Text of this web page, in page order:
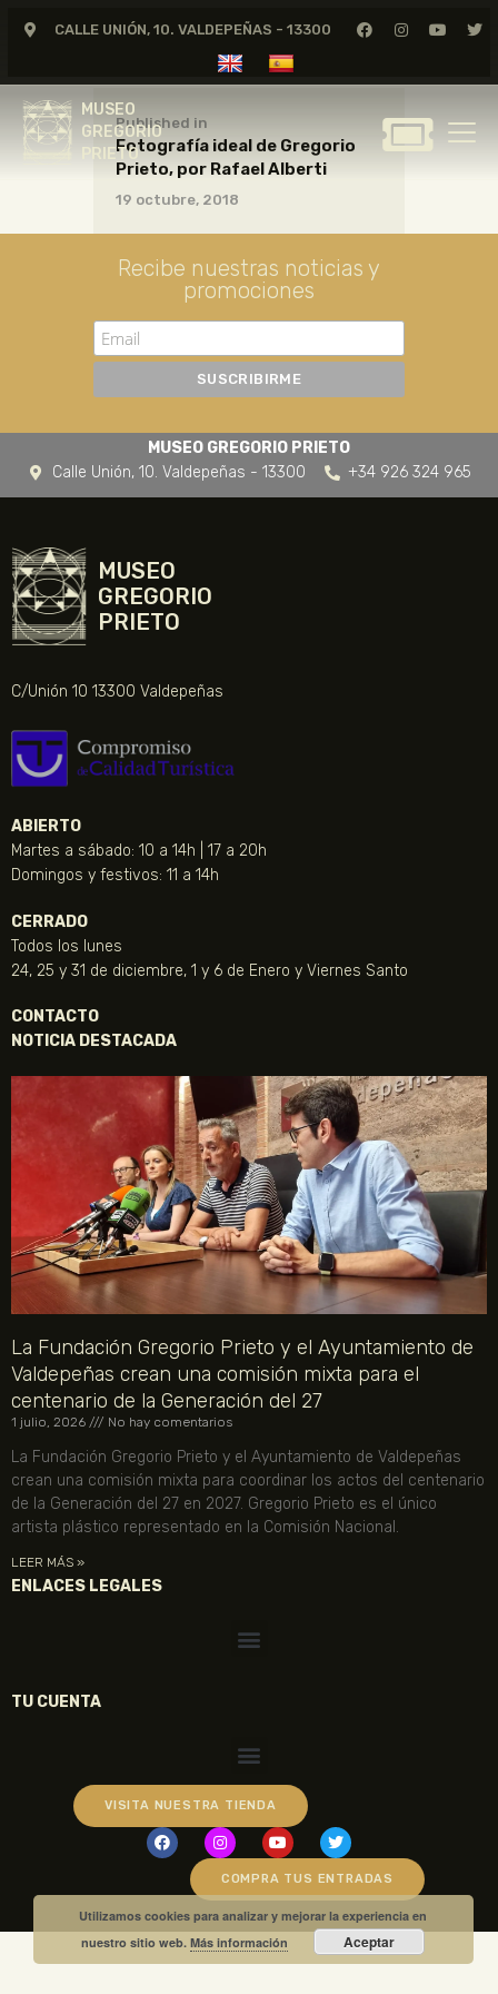
CALLE UNIÓN, 10. VALDEPEÑAS - 13300
MUSEO
GREGORIO
PRIETO
MUSEO
GREGORIO
GREGORIO PRIETO
CERTAMEN DE DIBUJO
FUNDACIÓN
TIENDA
NOTICIAS
Published in
Fotografía ideal de Gregorio
Prieto, por Rafael Alberti
19 octubre, 2018
Recibe nuestras noticias y
promociones
MUSEO GREGORIO PRIETO
Calle Unión, 10. Valdepeñas - 13300
+34 926 324 965
MUSEO
GREGORIO
PRIETO
C/Unión 10 13300 Valdepeñas
ABIERTO
Martes a sábado: 10 a 14h | 17 a 20h
Domingos y festivos: 11 a 14h
CERRADO
Todos los lunes
24, 25 y 31 de diciembre, 1 y 6 de Enero y Viernes Santo
CONTACTO
NOTICIA DESTACADA
La Fundación Gregorio Prieto y el Ayuntamiento de
Valdepeñas crean una comisión mixta para el
centenario de la Generación del 27
1 julio, 2026 No hay comentarios
La Fundación Gregorio Prieto y el Ayuntamiento de Valdepeñas
crean una comisión mixta para coordinar los actos del centenario
de la Generación del 27 en 2027. Gregorio Prieto es el único
artista plástico representado en la Comisión Nacional.
LEER MÁS »
ENLACES LEGALES
TU CUENTA
VISITA NUESTRA TIENDA
COMPRA TUS ENTRADAS
Utilizamos cookies para analizar y mejorar la experiencia en
nuestro sitio web.Más información Aceptar